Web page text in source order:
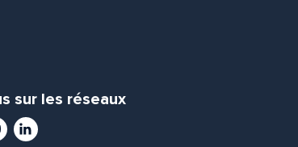
sur les réseaux
LinkedIn